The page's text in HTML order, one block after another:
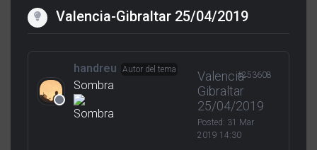
Valencia-Gibraltar 25/04/2019
handreu Autor del tema
Sombra
Valencia-
Gibraltar
25/04/2019
Posted: 31 Mar
2019 14:30
#253608